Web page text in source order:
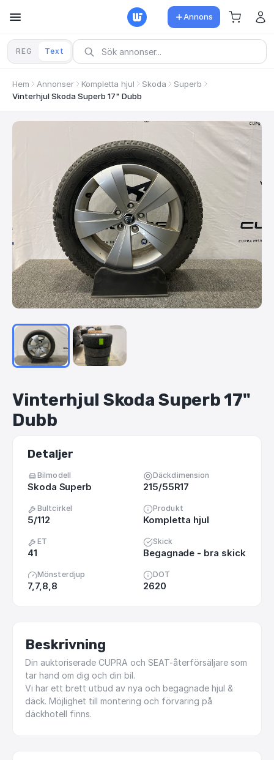
Annons
REG Text
Hem Annonser Kompletta hjul Skoda
Superb
Vinterhjul Skoda Superb 17" Dubb
Vinterhjul Skoda Superb17"
Dubb
Detaljer
Bilmodell
Skoda Superb
Däckdimension
215/55R17
Bultcirkel
5/112
Produkt
Kompletta hjul
ET
41
Skick
Begagnade - bra skick
Mönsterdjup
7,7,8,8
DOT
2620
Beskrivning
Din auktoriserade CUPRA och SEAT-återförsäljare som
tar hand om dig och din bil.
Vi har ett brett utbud av nya och begagnade hjul &
däck. Möjlighet till montering och förvaring på
däckhotell finns.